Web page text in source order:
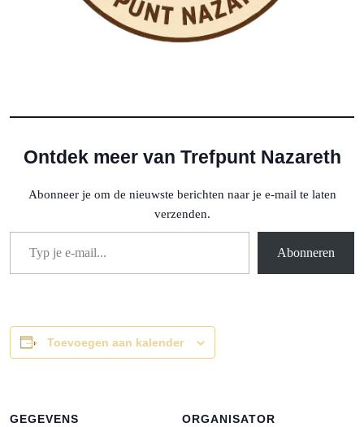
Ontdek meer van Trefpunt Nazareth
Abonneer je om de nieuwste berichten naar je e-mail te laten
verzenden.
Typ je e-mail...
Abonneren
Toevoegen aan kalender
GEGEVENS ORGANISATOR